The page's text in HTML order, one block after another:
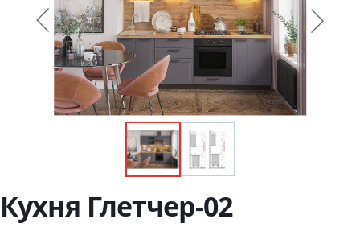
Кухня Глетчер-02